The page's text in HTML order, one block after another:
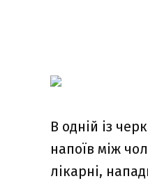
В одній із
напоїв між
лікарні,